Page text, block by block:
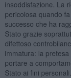
insoddisfazione. La
pericolosa quando
successo che ha
Stato grazie
difettoso
immatura: la
portare a
Stato ai fini personali.